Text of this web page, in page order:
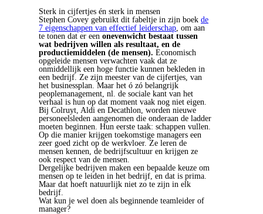
Sterk in cijfertjes én sterk in mensen
Stephen Covey gebruikt dit fabeltje in zijn boek de
7 eigenschappen van effectief leiderschap , om aan
te tonen dat er een onevenwicht bestaat tussen
wat bedrijven willen als resultaat, en de
productiemiddelen (de mensen). Economisch
opgeleide mensen verwachten vaak dat ze
onmiddellijk een hoge functie kunnen bekleden in
een bedrijf. Ze zijn meester van de cijfertjes, van
het businessplan. Maar het ó zó belangrijk
peoplemanagement, nl. de sociale kant van het
verhaal is hun op dat moment vaak nog niet eigen.
Bij Colruyt, Aldi en Decathlon, worden nieuwe
personeelsleden aangenomen die onderaan de ladder
moeten beginnen. Hun eerste taak: schappen vullen.
Op die manier krijgen toekomstige managers een
zeer goed zicht op de werkvloer. Ze leren de
mensen kennen, de bedrijfscultuur en krijgen ze
ook respect van de mensen.
Dergelijke bedrijven maken een bepaalde keuze om
mensen op te leiden in het bedrijf, en dat is prima.
Maar dat hoeft natuurlijk niet zo te zijn in elk
bedrijf.
Wat kun je wel doen als beginnende teamleider of
manager?